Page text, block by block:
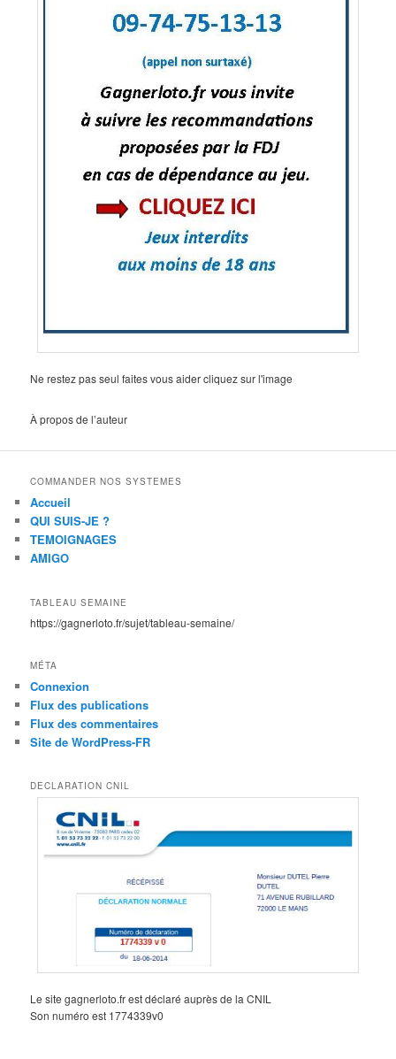
Ne restez pas seul faites vous aider cliquez sur l'image
À propos de l’auteur
COMMANDER NOS SYSTEMES
Accueil
QUI SUIS-JE ?
TEMOIGNAGES
AMIGO
TABLEAU SEMAINE
https://gagnerloto.fr/sujet/tableau-semaine/
MÉTA
Connexion
Flux des publications
Flux des commentaires
Site de WordPress-FR
DECLARATION CNIL
Le site gagnerloto.fr est déclaré auprès de la CNIL
Son numéro est 1774339v0